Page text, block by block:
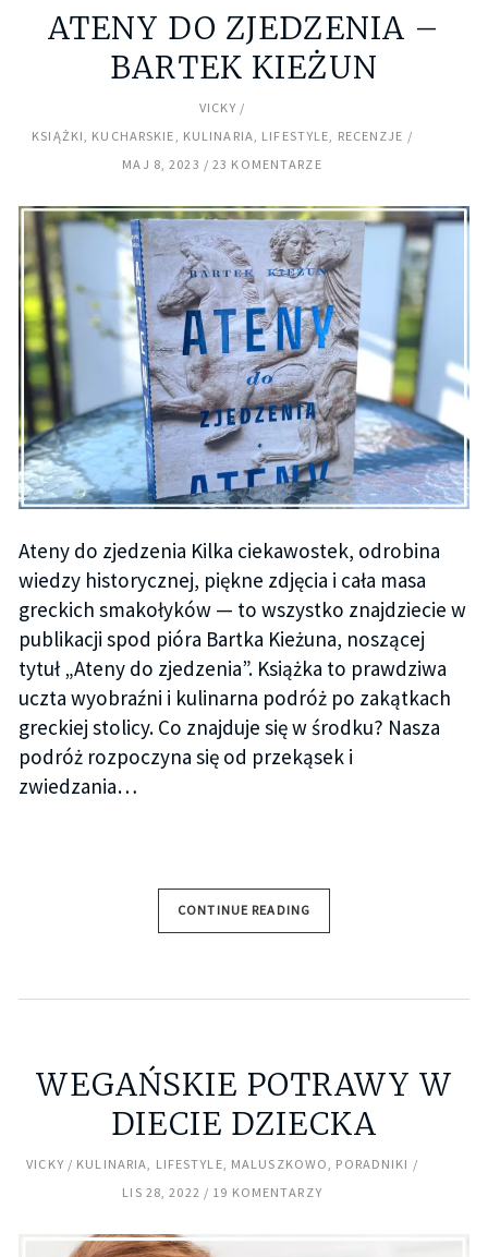
ATENY DO ZJEDZENIA –
BARTEK KIEŻUN
VICKY
KSIĄŻKI
KUCHARSKIE KULINARIA LIFESTYLE
RECENZJE
MAJ 8, 2023
23 KOMENTARZE
Ateny do zjedzenia Kilka ciekawostek, odrobina
wiedzy historycznej, piękne zdjęcia i cała masa
greckich smakołyków — to wszystko znajdziecie w
publikacji spod pióra Bartka Kieżuna, noszącej
tytuł „Ateny do zjedzenia”. Książka to prawdziwa
uczta wyobraźni i kulinarna podróż po zakątkach
greckiej stolicy. Co znajduje się w środku? Nasza
podróż rozpoczyna się od przekąsek i
zwiedzania…
CONTINUE READING
WEGAŃSKIE POTRAWY W
DIECIE DZIECKA
VICKY KULINARIA LIFESTYLE MALUSZKOWO
PORADNIKI
LIS 28, 2022
19 KOMENTARZY